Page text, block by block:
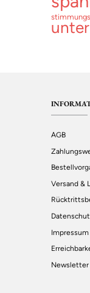
AGB
Versand &
Impressum
Newsletter